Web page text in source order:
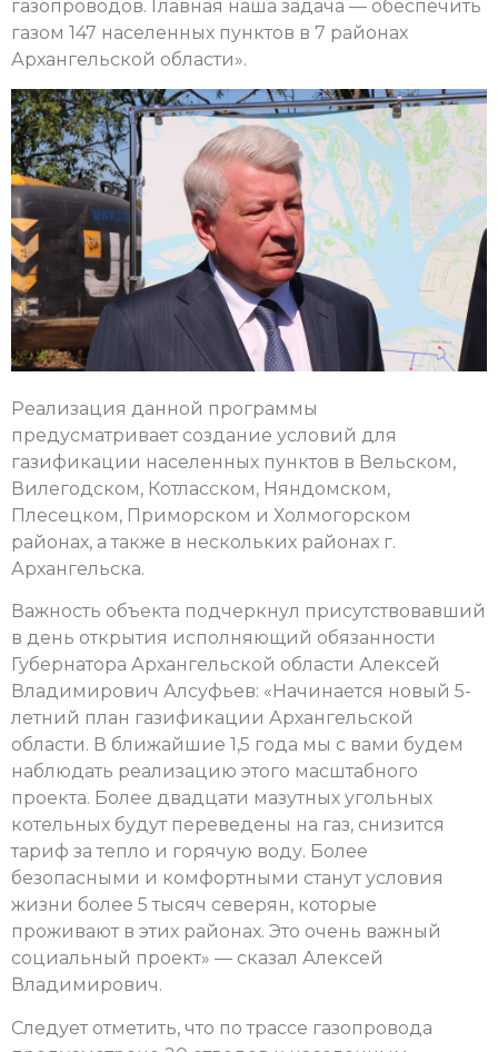
газопроводов. Главная наша задача — обеспечить
газом 147 населенных пунктов в 7 районах
Архангельской области».
Реализация данной программы
предусматривает создание условий для
газификации населенных пунктов в Вельском,
Вилегодском, Котласском, Няндомском,
Плесецком, Приморском и Холмогорском
районах, а также в нескольких районах г.
Архангельска.
Важность объекта подчеркнул присутствовавший
в день открытия исполняющий обязанности
Губернатора Архангельской области Алексей
Владимирович Алсуфьев: «Начинается новый 5-
летний план газификации Архангельской
области. В ближайшие 1,5 года мы с вами будем
наблюдать реализацию этого масштабного
проекта. Более двадцати мазутных угольных
котельных будут переведены на газ, снизится
тариф за тепло и горячую воду. Более
безопасными и комфортными станут условия
жизни более 5 тысяч северян, которые
проживают в этих районах. Это очень важный
социальный проект» — сказал Алексей
Владимирович.
Следует отметить, что по трассе газопровода